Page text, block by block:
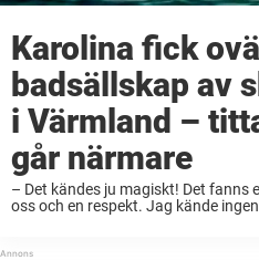
Karolina fick
badsällskap av
i Värmland –
går närmare
– Det kändes ju magiskt! Det fanns
oss och en respekt. Jag kände